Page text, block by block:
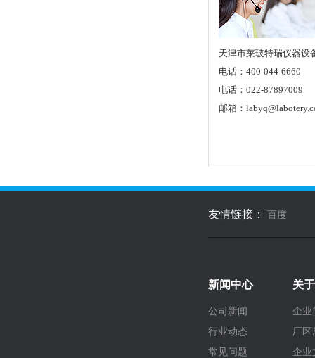
天津市莱玻特瑞仪器设
电话：400-044-6660
电话：022-87897009
邮箱：
友情链接： 百度
新闻中心
公司新闻
行业动态
常见问题
关
企业
厂区
企业